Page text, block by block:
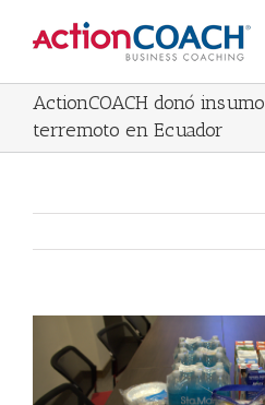
ActionCOACH donó
terremoto en Ecuador
Larger
Image